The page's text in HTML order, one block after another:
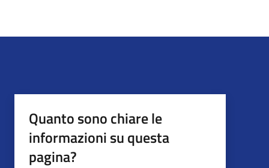
Quanto sono chiare le
informazioni su questa
pagina?